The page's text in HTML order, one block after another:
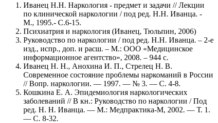
Иванец Н.Н. Наркология - предмет и задачи // Лекции
по клинической наркологии / под ред. Н.Н. Иванца. -
М., 1995.- С.6-15.
Психиатрия и наркология (Иванец, Тюльпин, 2006)
Руководство по наркологии / под ред. Н.Н. Иванца. – 2-е
изд., испр., доп. и расш. – М.: ООО «Медицинское
информационное агентство», 2008. – 944 с.
Иванец Н. Н., Анохина И. П., Стрелец Н. В.
Современное состояние проблемы наркоманий в России
// Вопр. наркологии. — 1997. — № 3. — С. 4-8.
Кошкина Е. А. Эпидемиология наркологических
заболеваний // В кн.: Руководство по наркологии / Под
ред. Н. Н. Иванца. — М.: Медпрактика-М, 2002. — Т. 1.
— С. 8-32.